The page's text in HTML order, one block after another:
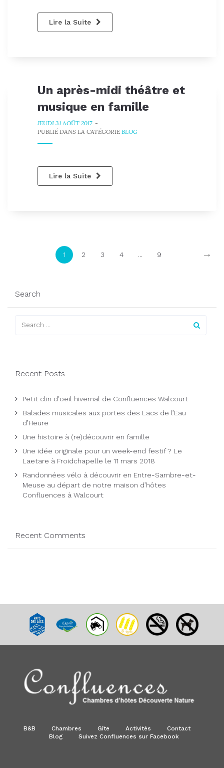
Lire la Suite
Un après-midi théâtre et
musique en famille
JEUDI 31 AOÛT 2017-
PUBLIÉ DANS LA CATÉGORIE BLOG
Lire la Suite
1 2 3 4 ... 9 →
Search
Recent Posts
Petit clin d'oeil hivernal de Confluences Walcourt
Balades musicales aux portes des Lacs de l’Eau
d’Heure
Une histoire à (re)découvrir en famille
Une idée originale pour un week-end festif ? Le
Laetare à Froidchapelle le 11 mars 2018
Randonnées vélo à découvrir en Entre-Sambre-et-
Meuse au départ de notre maison d’hôtes
Confluences à Walcourt
Recent Comments
B&B Chambres Gîte Activités
Contact
Blog
Suivez Confluences sur Facebook